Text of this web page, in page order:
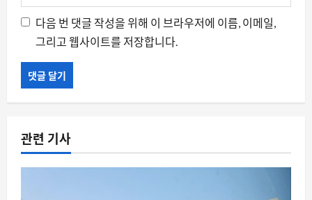
다음 번 댓글 작성을 위해 이 브라우저에 이름, 이메일,
그리고 웹사이트를 저장합니다.
관련 기사